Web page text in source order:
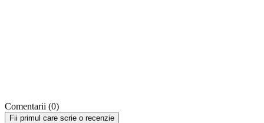
Comentarii (0)
Fii primul care scrie o recenzie